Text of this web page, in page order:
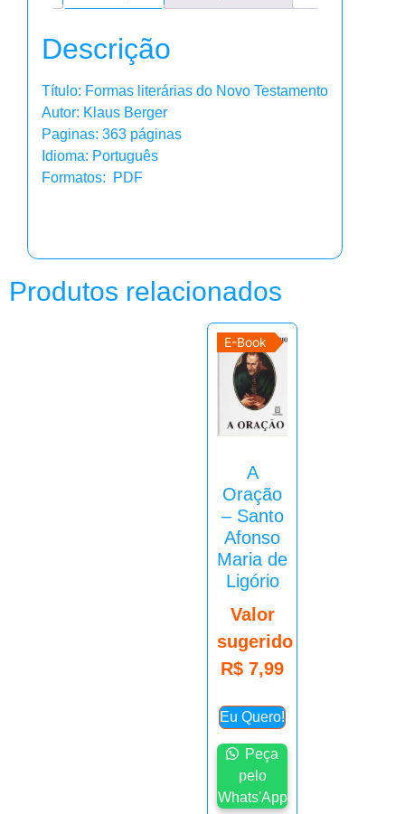
Descrição
Título: Formas literárias do Novo Testamento
Autor: Klaus Berger
Paginas: 363 páginas
Idioma: Português
Formatos: PDF
Produtos relacionados
E-Book
A
Oração
– Santo
Afonso
Maria de
Ligório
Valor
sugerido
R$ 7,99
Eu Quero!
Peça
pelo
Whats'App